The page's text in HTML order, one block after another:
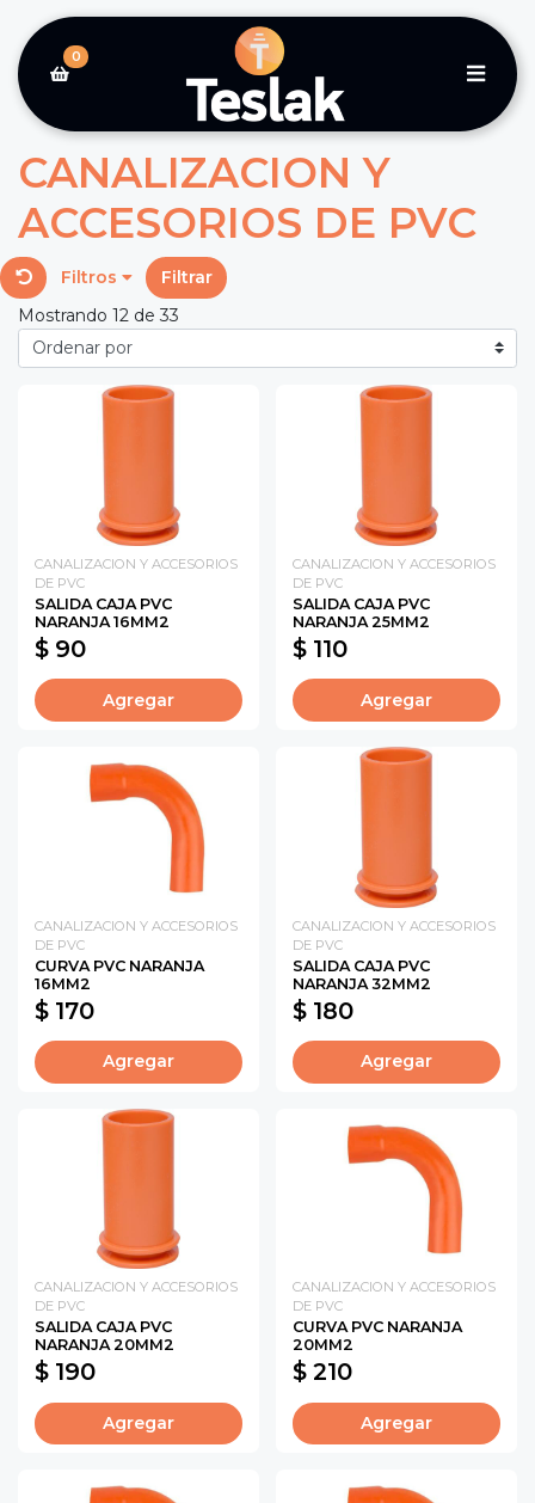
0
CANALIZACION Y
ACCESORIOS DE PVC
Filtros
Filtrar
Mostrando 12 de 33
CANALIZACION Y ACCESORIOS
DE PVC
SALIDA CAJA PVC
NARANJA 16MM2
$ 90
Agregar
CANALIZACION Y ACCESORIOS
DE PVC
SALIDA CAJA PVC
NARANJA 25MM2
$ 110
Agregar
CANALIZACION Y ACCESORIOS
DE PVC
CURVA PVC NARANJA
16MM2
$ 170
Agregar
CANALIZACION Y ACCESORIOS
DE PVC
SALIDA CAJA PVC
NARANJA 32MM2
$ 180
Agregar
CANALIZACION Y ACCESORIOS
DE PVC
SALIDA CAJA PVC
NARANJA 20MM2
$ 190
Agregar
CANALIZACION Y ACCESORIOS
DE PVC
CURVA PVC NARANJA
20MM2
$ 210
Agregar